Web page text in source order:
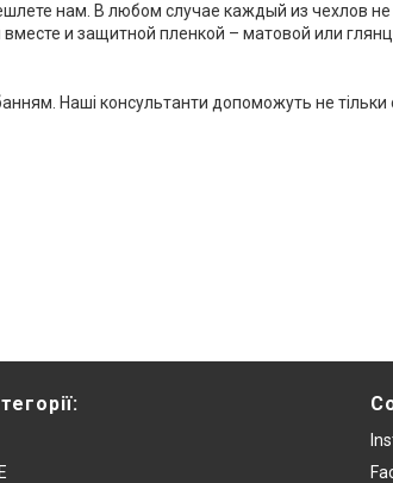
нам. В любом случае каждый из чехлов
и защитной пленкой – матовой или
Наші консультанти допоможуть не